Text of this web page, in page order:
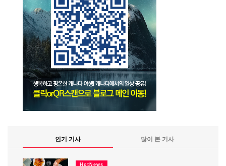
인기 기사 많이 본 기사
HotNews